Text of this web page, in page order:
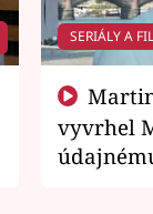
SERIÁLY A
vyvrhel